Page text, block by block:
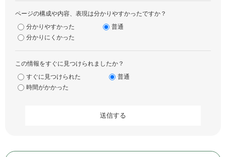
ページの構成や内容、表現は分かりやすかったですか？
分かりやすかった
普通
分かりにくかった
この情報をすぐに見つけられましたか？
すぐに見つけられた
普通
時間がかかった